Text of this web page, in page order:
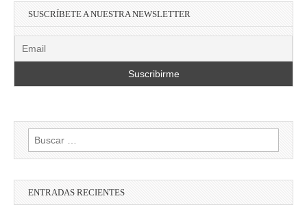
SUSCRÍBETE A NUESTRA NEWSLETTER
Buscar:
ENTRADAS RECIENTES